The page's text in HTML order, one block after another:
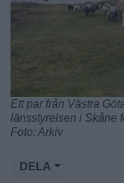
Ett par från Västra
länsstyrelsen i Skåne
Foto: Arkiv
DELA